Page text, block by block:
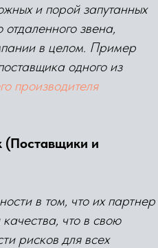
и порой запутанных
звена,
в целом. Пример
одного из
производителя
(Поставщики и
в том, что их партнер
что в свою
рисков для всех